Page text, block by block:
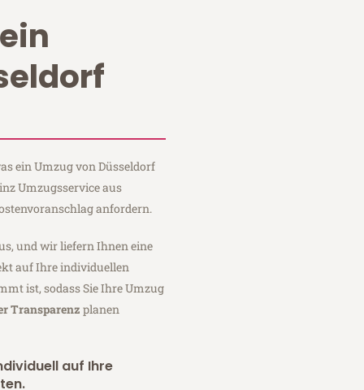
ein Umzug von Düsseldorf
Umzugsservice aus
anfordern.
und wir liefern Ihnen eine
auf Ihre individuellen
ist, sodass Sie Ihre Umzug
Transparenz planen
auf Ihre